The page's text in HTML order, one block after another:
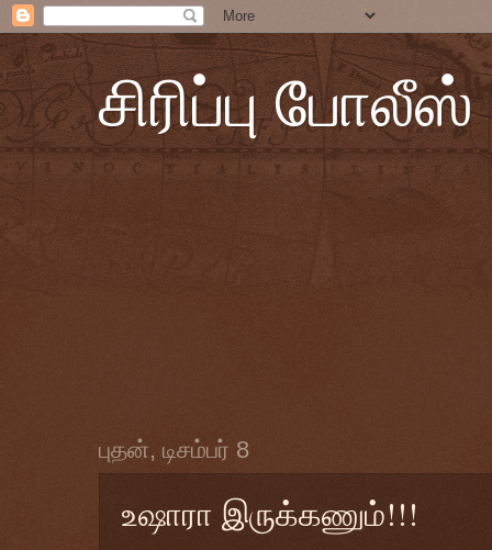
சிரிப்பு போலீஸ்
புதன், டிசம்பர் 8
உஷாரா இருக்கணும்!!!